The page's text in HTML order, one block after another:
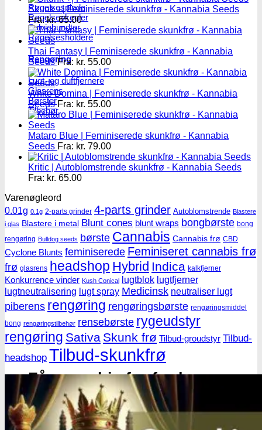
Røgelsespinde
Røgelseskegler
Salviebundter
Røgelsesholdere
Rengøring
Lugt- og duftfjernere
Glasrens
Børster
Tilbehør
Få cannabis frø for hver
200DKK handlet i
headshoppen
Skunk +| Feminiserede skunkfrø - Kannabia Seeds
Fra:kr.65.00
Thai Fantasy | Feminiserede skunkfrø - Kannabia
Seeds Fra: kr. 55.00
White Domina | Feminiserede skunkfrø - Kannabia
Seeds Fra: kr. 55.00
Mataro Blue | Feminiserede skunkfrø - Kannabia
Seeds Fra: kr. 79.00
Kritic | Autoblomstrende skunkfrø - Kannabia Seeds
Fra: kr. 65.00
Varenøgleord
0.01g 0.1g 2-parts grinder 4-parts grinder Autoblomstrende Blastere
i glas Blastere i metal Blunt cones blunt wraps bongbørste bong
rengøring Bulldog seeds børste Cannabis Cannabis frø CBD
Cyclone Blunts feminiserede Feminiseret cannabis frø
frø glasrens headshop Hybrid Indica kalkfjerner
Konkurrence vinder Kush Conical lugtblok lugtfjerner
lugtneutralisering lugt spray Medicinsk neutraliser lugt
piberens rengøring rengøringsbørste rengøringsmiddel
bong rengøringstilbehør rensebørste rygeudstyr
rengøring Sativa Skunk frø Tilbud-groudstyr Tilbud-
headshop Tilbud-skunkfrø